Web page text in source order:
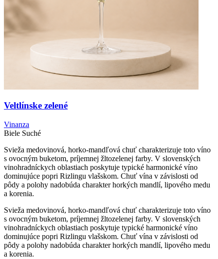
Veltlínske zelené
Vinanza
Biele Suché
Svieža medovinová, horko-mandľová chuť charakterizuje toto víno
s ovocným buketom, príjemnej žltozelenej farby. V slovenských
vinohradníckych oblastiach poskytuje typické harmonické víno
dominujúce popri Rizlingu vlašskom. Chuť vína v závislosti od
pôdy a polohy nadobúda charakter horkých mandlí, lipového medu
a korenia.
Svieža medovinová, horko-mandľová chuť charakterizuje toto víno
s ovocným buketom, príjemnej žltozelenej farby. V slovenských
vinohradníckych oblastiach poskytuje typické harmonické víno
dominujúce popri Rizlingu vlašskom. Chuť vína v závislosti od
pôdy a polohy nadobúda charakter horkých mandlí, lipového medu
a korenia.